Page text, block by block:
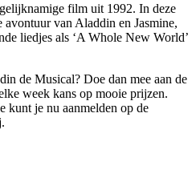
film uit 1992. In deze
avontuur van Aladdin en Jasmine,
liedjes als ‘A Whole New World’
de Musical? Doe dan mee aan de
week kans op mooie prijzen.
kunt je nu aanmelden op de